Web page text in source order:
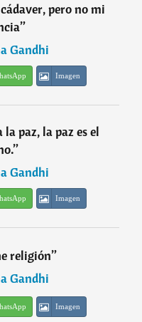
pero no mi
”
Gandhi
Imagen
paz, la paz es el
”
Gandhi
Imagen
religión”
Gandhi
Imagen